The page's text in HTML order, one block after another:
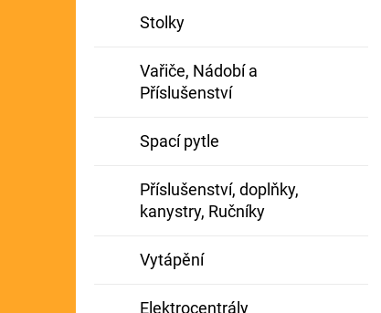
Stolky
Vařiče, Nádobí a
Příslušenství
Spací pytle
Příslušenství, doplňky,
kanystry, Ručníky
Vytápění
Elektrocentrály